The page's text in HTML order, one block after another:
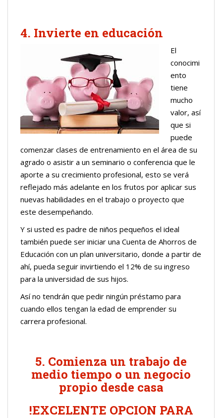
4. Invierte en educación
El
conocimi
ento
tiene
mucho
valor, así
que si
puede
comenzar clases de entrenamiento en el área de su
agrado o asistir a un seminario o conferencia que le
aporte a su crecimiento profesional, esto se verá
reflejado más adelante en los frutos por aplicar sus
nuevas habilidades en el trabajo o proyecto que
este desempeñando.
Y si usted es padre de niños pequeños el ideal
también puede ser iniciar una Cuenta de Ahorros de
Educación con un plan universitario, donde a partir de
ahí, pueda seguir invirtiendo el 12% de su ingreso
para la universidad de sus hijos.
Así no tendrán que pedir ningún préstamo para
cuando ellos tengan la edad de emprender su
carrera profesional.
5. Comienza un trabajo de
medio tiempo o un negocio
propio desde casa
!EXCELENTE OPCION PARA